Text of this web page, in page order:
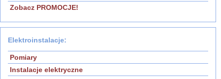
Zobacz PROMOCJE!
Elektroinstalacje:
Pomiary
Instalacje elektryczne